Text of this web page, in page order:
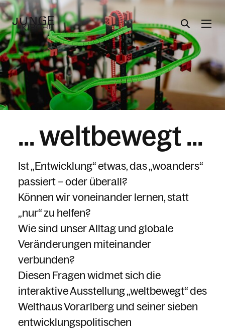
Angebote
Themen
Aktuelles
Kalender
... weltbewegt ...
Ist „Entwicklung“ etwas, das „woanders“
passiert – oder überall?
Können wir voneinander lernen, statt
„nur“ zu helfen?
Wie sind unser Alltag und globale
Veränderungen miteinander
verbunden?
Diesen Fragen widmet sich die
interaktive Ausstellung „weltbewegt“ des
Welthaus Vorarlberg und seiner sieben
entwicklungspolitischen